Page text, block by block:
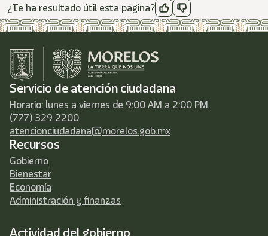
¿Te ha resultado útil esta página?
Servicio de atención ciudadana
Horario: lunes a viernes de 9:00 AM a 2:00 PM
(777) 329 2200
atencionciudadana@morelos.gob.mx
Recursos
Gobierno
Bienestar
Economía
Administración y finanzas